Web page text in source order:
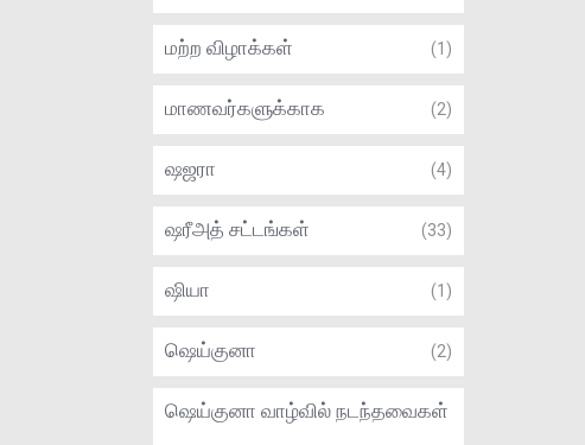
மற்ற விழாக்கள் (1)
மாணவர்களுக்காக (2)
ஷஜரா (4)
ஷரீஅத் சட்டங்கள் (33)
ஷியா (1)
ஷெய்குனா (2)
ஷெய்குனா வாழ்வில் நடந்தவைகள்